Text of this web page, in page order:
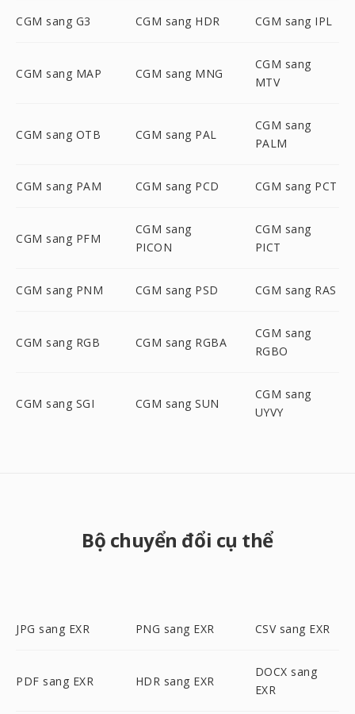
CGM sang G3 CGM sang HDR CGM sang IPL
CGM sang MAP CGM sang MNG
CGM sang
MTV
CGM sang OTB CGM sang PAL
CGM sang
PALM
CGM sang PAM CGM sang PCD CGM sang PCT
CGM sang PFM
CGM sang
PICON
CGM sang
PICT
CGM sang PNM CGM sang PSD CGM sang RAS
CGM sang RGB CGM sang RGBA
CGM sang
RGBO
CGM sang SGI CGM sang SUN
CGM sang
UYVY
Bộ chuyển đổi cụ thể
JPG sang EXR PNG sang EXR CSV sang EXR
PDF sang EXR HDR sang EXR
DOCX sang
EXR